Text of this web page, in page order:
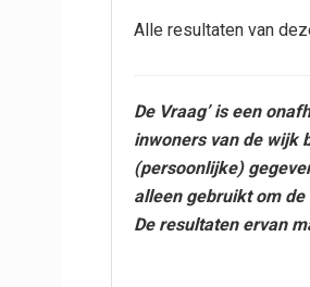
Alle resultaten van
De Vraag’ is een
inwoners van de wijk
(persoonlijke)
alleen gebruikt om
De resultaten ervan